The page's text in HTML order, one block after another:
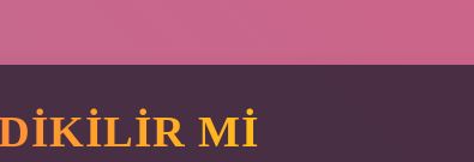
DIKILIR MI